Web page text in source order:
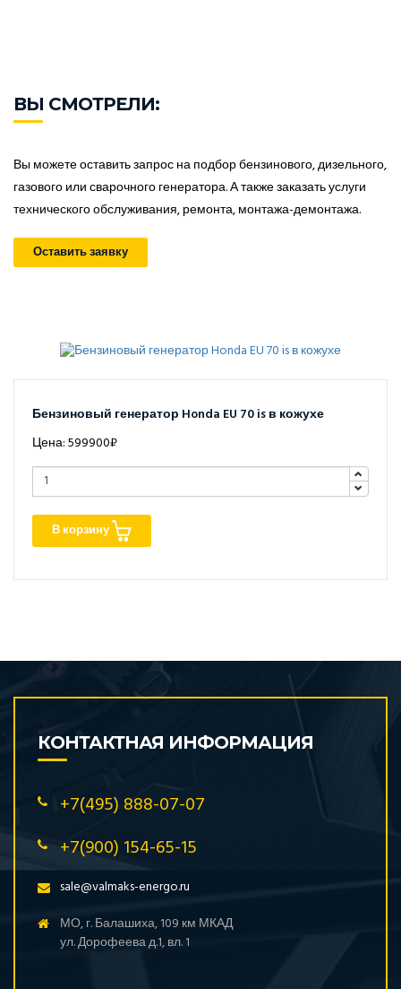
ВЫ СМОТРЕЛИ:
Вы можете оставить запрос на подбор бензинового, дизельного,
газового или сварочного генератора. А также заказать услуги
технического обслуживания, ремонта, монтажа-демонтажа.
Оставить заявку
Бензиновый генератор Honda EU 70 is в кожухе
Цена: 599900₽
В корзину
КОНТАКТНАЯ ИНФОРМАЦИЯ
+7(495) 888-07-07
+7(900) 154-65-15
sale@valmaks-energo.ru
МО, г. Балашиха, 109 км МКАД
ул. Дорофеева д.1, вл. 1